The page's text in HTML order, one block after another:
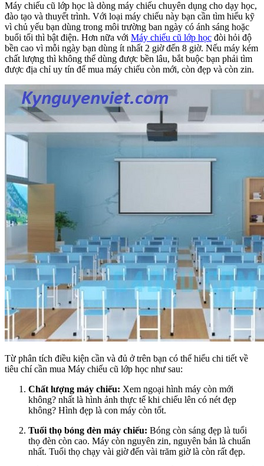
Máy chiếu cũ lớp học là dòng máy chiếu chuyên dụng cho dạy học,
đào tạo và thuyết trình. Với loại máy chiếu này bạn cần tìm hiểu kỹ
vì chủ yếu bạn dùng trong môi trường ban ngày có ánh sáng hoặc
buổi tối thì bật điện. Hơn nữa với Máy chiếu cũ lớp học đòi hỏi độ
bền cao vì mỗi ngày bạn dùng ít nhất 2 giờ đến 8 giờ. Nếu máy kém
chất lượng thì không thể dùng được bền lâu, bắt buộc bạn phải tìm
được địa chỉ uy tín để mua máy chiếu còn mới, còn đẹp và còn zin.
Từ phân tích điều kiện cần và đủ ở trên bạn có thể hiểu chi tiết về
tiêu chí cần mua Máy chiếu cũ lớp học như sau:
Chất lượng máy chiếu: Xem ngoại hình máy còn mới
không? nhất là hình ảnh thực tế khi chiếu lên có nét đẹp
không? Hình đẹp là con máy còn tốt.
Tuổi thọ bóng đèn máy chiếu: Bóng còn sáng đẹp là tuổi
thọ đèn còn cao. Máy còn nguyên zin, nguyên bản là chuẩn
nhất. Tuổi thọ chạy vài giờ đến vài trăm giờ là còn rất đẹp.